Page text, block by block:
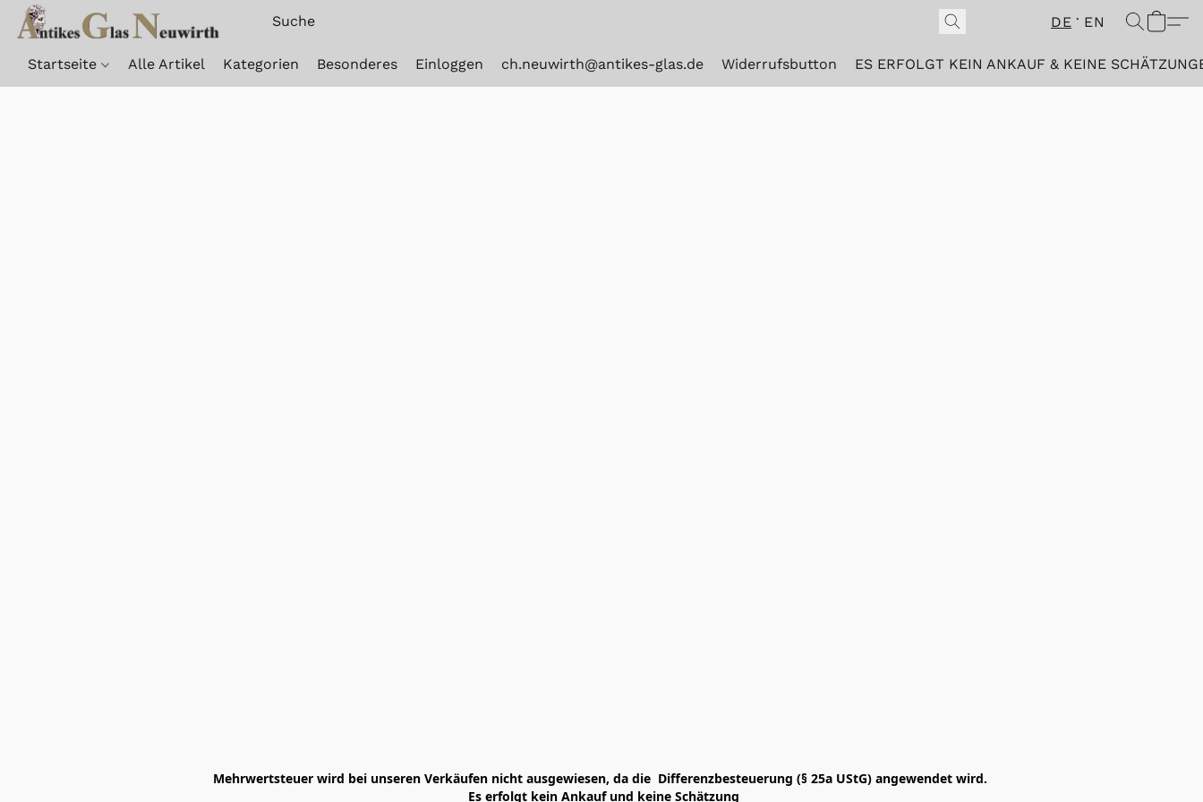
DE EN
Startseite Alle Artikel Kategorien Besonderes Einloggen ch.neuwirth@antikes-glas.de Widerrufsbutton ES ERFOLGT KEIN ANKAUF & KEINE
Mehrwertsteuer wird bei unseren Verkäufen nicht ausgewiesen, da die  Differenzbesteuerung (§ 25a UStG) angewendet wird.